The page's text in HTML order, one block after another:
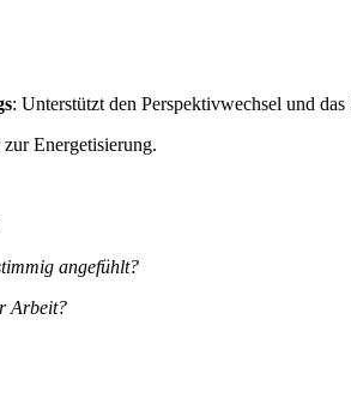
: Unterstützt den Perspektivwechsel und
Energetisierung.
angefühlt?
Arbeit?